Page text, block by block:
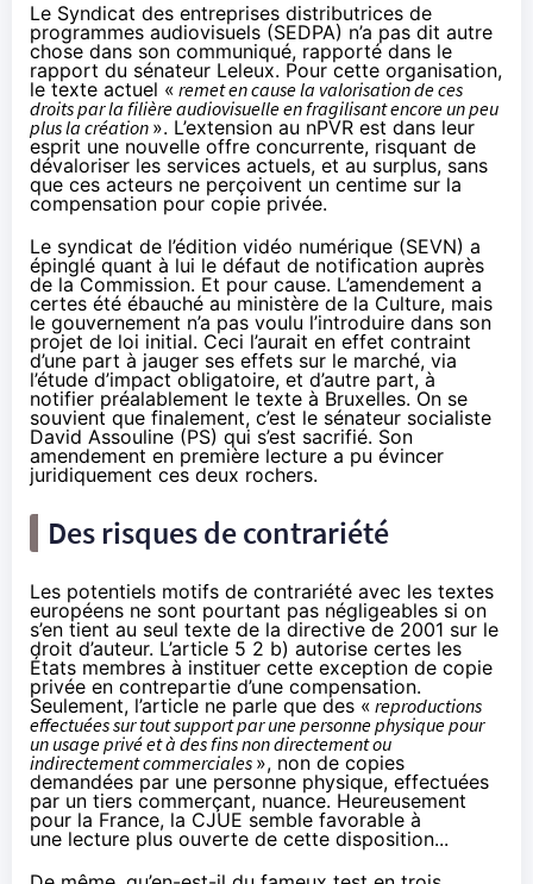
Le Syndicat des entreprises distributrices de
programmes audiovisuels (SEDPA) n’a pas dit autre
chose dans son communiqué, rapporté dans le
rapport du sénateur Leleux. Pour cette organisation,
le texte actuel « remet en cause la valorisation de ces
droits par la filière audiovisuelle en fragilisant encore un peu
plus la création ». L’extension au nPVR est dans leur
esprit une nouvelle offre concurrente, risquant de
dévaloriser les services actuels, et au surplus, sans
que ces acteurs ne perçoivent un centime sur la
compensation pour copie privée.
Le syndicat de l’édition vidéo numérique (SEVN) a
épinglé quant à lui le défaut de notification auprès
de la Commission. Et pour cause. L’amendement a
certes été ébauché au ministère de la Culture, mais
le gouvernement n’a pas voulu l’introduire dans son
projet de loi initial. Ceci l’aurait en effet contraint
d’une part à jauger ses effets sur le marché, via
l’étude d’impact obligatoire, et d’autre part, à
notifier préalablement le texte à Bruxelles. On se
souvient que finalement, c’est le sénateur socialiste
David Assouline (PS) qui s’est sacrifié. Son
amendement en première lecture a pu évincer
juridiquement ces deux rochers.
Des risques de contrariété
Les potentiels motifs de contrariété avec les textes
européens ne sont pourtant pas négligeables si on
s’en tient au seul texte de la directive de 2001 sur le
droit d’auteur. L’article 5 2 b) autorise certes les
États membres à instituer cette exception de copie
privée en contrepartie d’une compensation.
Seulement, l’article ne parle que des « reproductions
effectuées sur tout support par une personne physique pour
un usage privé et à des fins non directement ou
indirectement commerciales », non de copies
demandées par une personne physique, effectuées
par un tiers commerçant, nuance. Heureusement
pour la France, la CJUE semble favorable à
une lecture plus ouverte de cette disposition...